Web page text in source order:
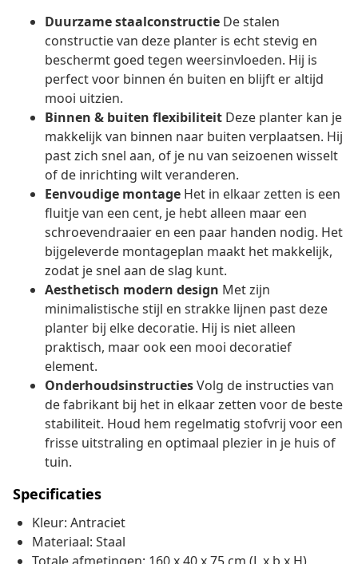
Duurzame staalconstructie De stalen
constructie van deze planter is echt stevig en
beschermt goed tegen weersinvloeden. Hij is
perfect voor binnen én buiten en blijft er altijd
mooi uitzien.
Binnen & buiten flexibiliteit Deze planter kan je
makkelijk van binnen naar buiten verplaatsen. Hij
past zich snel aan, of je nu van seizoenen wisselt
of de inrichting wilt veranderen.
Eenvoudige montage Het in elkaar zetten is een
fluitje van een cent, je hebt alleen maar een
schroevendraaier en een paar handen nodig. Het
bijgeleverde montageplan maakt het makkelijk,
zodat je snel aan de slag kunt.
Aesthetisch modern design Met zijn
minimalistische stijl en strakke lijnen past deze
planter bij elke decoratie. Hij is niet alleen
praktisch, maar ook een mooi decoratief
element.
OnderhoudsinstructiesVolg de instructies van
de fabrikant bij het in elkaar zetten voor de beste
stabiliteit. Houd hem regelmatig stofvrij voor een
frisse uitstraling en optimaal plezier in je huis of
tuin.
Specificaties
Kleur: Antraciet
Materiaal: Staal